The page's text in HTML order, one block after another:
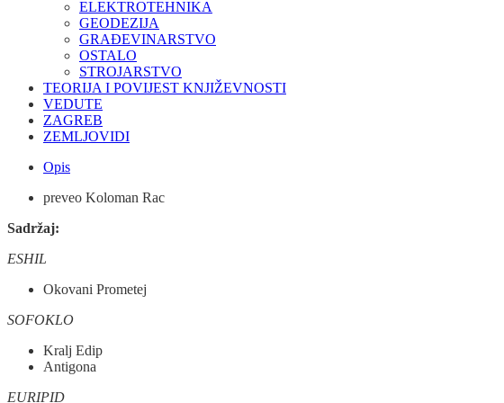
ELEKTROTEHNIKA
GEODEZIJA
GRAĐEVINARSTVO
OSTALO
STROJARSTVO
TEORIJA I POVIJEST KNJIŽEVNOSTI
VEDUTE
ZAGREB
ZEMLJOVIDI
Opis
preveo Koloman Rac
Sadržaj:
ESHIL
Okovani Prometej
SOFOKLO
Kralj Edip
Antigona
EURIPID